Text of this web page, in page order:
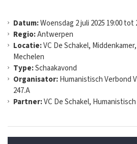
Datum:Woensdag 2 juli 2025 19:00 tot
Regio:Antwerpen
Locatie:VC De Schakel,
Mechelen
Type:Schaakavond
Organisator:Humanistisch Verbond
247.A
Partner:VC De Schakel,